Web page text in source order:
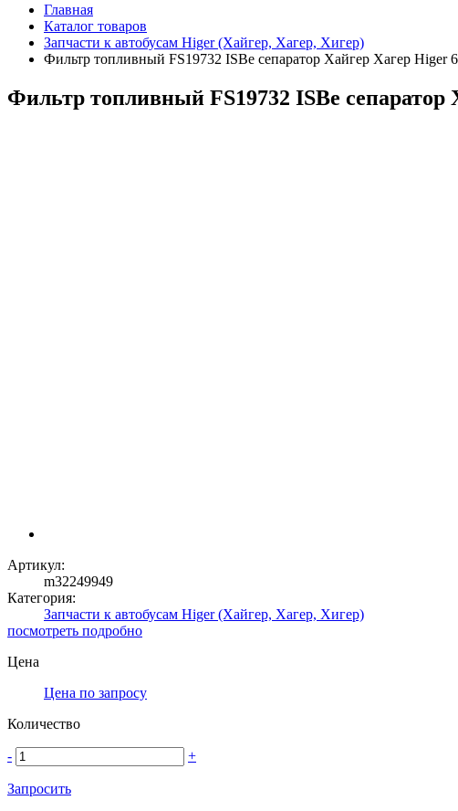
Главная
Каталог товаров
Запчасти к автобусам Higer (Хайгер, Хагер, Хигер)
Фильтр топливный FS19732 ISBe сепаратор Хайгер Хагер Higer
Фильтр топливный FS19732 ISBe сепаратор
Артикул:
m32249949
Категория:
Запчасти к автобусам Higer (Хайгер, Хагер, Хигер)
посмотреть подробно
Цена
Цена по запросу
Количество
- +
Запросить